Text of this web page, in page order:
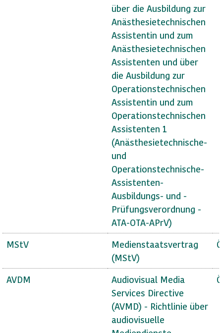
über die Ausbildung zur
Anästhesietechnischen
Assistentin und zum
Anästhesietechnischen
Assistenten und über
die Ausbildung zur
Operationstechnischen
Assistentin und zum
Operationstechnischen
Assistenten 1
(Anästhesietechnische-
und
Operationstechnische-
Assistenten-
Ausbildungs- und -
Prüfungsverordnung -
ATA-OTA-APrV)
MStV
Medienstaatsvertrag
(MStV)
AVDM
Audiovisual Media
Services Directive
(AVMD) - Richtlinie über
audiovisuelle